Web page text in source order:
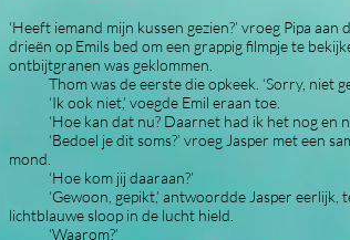
‘Heeft iemand mijn kussen gezien?’ vroeg Pipa aan
drieën op Emils bed om een grappig filmpje te
ontbijtgranen was geklommen.
Thom was de eerste die opkeek. ‘Sorry, niet
‘Ik ook niet,’ voegde Emil eraan toe.
‘Hoe kan dat nu? Daarnet had ik het nog en
‘Bedoel je dit soms?’ vroeg Jasper met een
mond.
‘Hoe kom jij daaraan?’
‘Gewoon, gepikt,’ antwoordde Jasper eerlijk,
lichtblauwe sloop in de lucht hield.
‘Waarom?’